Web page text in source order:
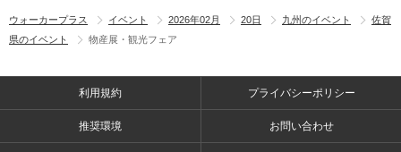
ウォーカープラス イベント 2026年02月 20日 九州のイベント
佐賀
県のイベント
物産展・観光フェア
利用規約 プライバシーポリシー
推奨環境 お問い合わせ